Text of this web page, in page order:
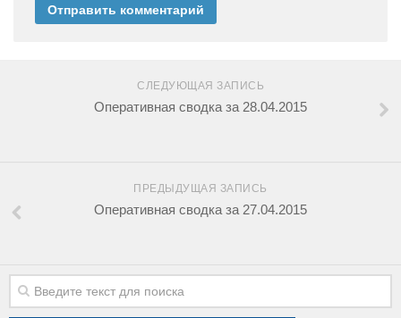
СЛЕДУЮЩАЯ ЗАПИСЬ
Оперативная сводка за 28.04.2015
ПРЕДЫДУЩАЯ ЗАПИСЬ
Оперативная сводка за 27.04.2015